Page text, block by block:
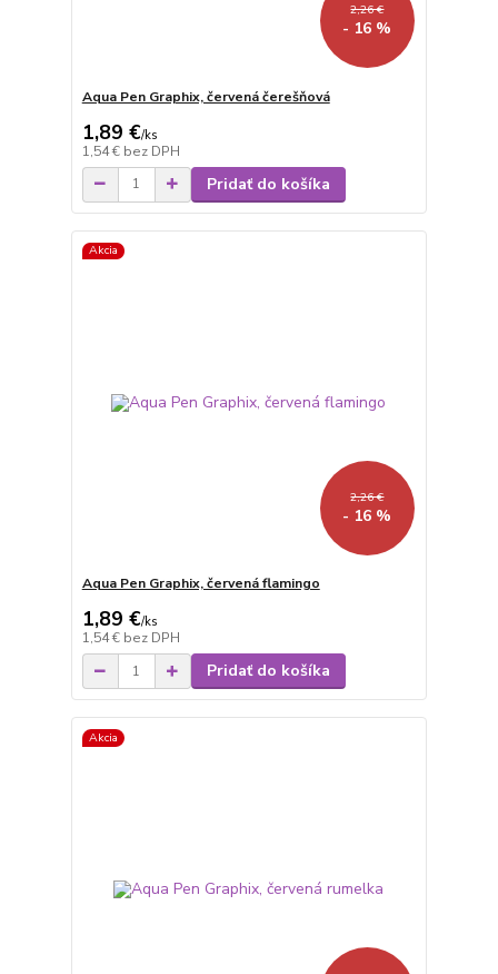
2,26 €
- 16 %
Aqua Pen Graphix, červená čerešňová
1,89 €/ks
1,54 € bez DPH
Pridať do košíka
Akcia
2,26 €
- 16 %
Aqua Pen Graphix, červená flamingo
1,89 €/ks
1,54 € bez DPH
Pridať do košíka
Akcia